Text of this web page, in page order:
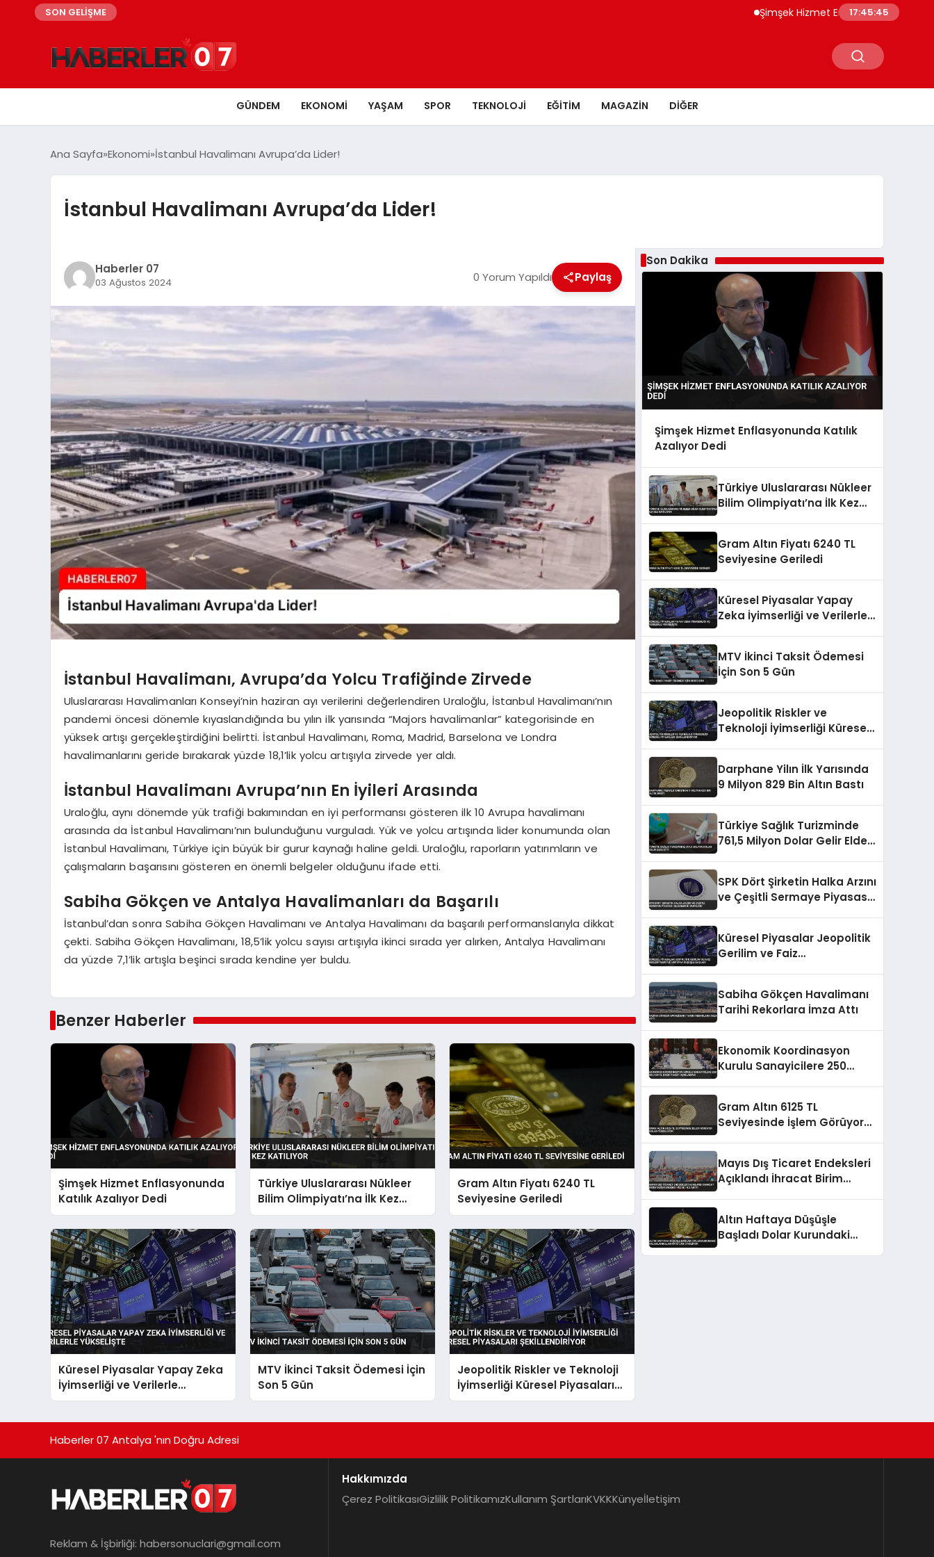
SON GELİŞME Şimşek Hizmet Enflasyonunda Katılık
17:45:46
GÜNDEM EKONOMI YAŞAM SPOR TEKNOLOJI EĞITIM MAGAZIN DIĞER
Ana Sayfa Ekonomi İstanbul Havalimanı Avrupa’da Lider!
İstanbul Havalimanı Avrupa’da Lider!
Haberler 07
03 Ağustos 2024 0 Yorum Yapıldı Paylaş
İstanbul Havalimanı, Avrupa’da Yolcu Trafiğinde Zirvede
Uluslararası Havalimanları Konseyi’nin haziran ayı verilerini değerlendiren Uraloğlu, İstanbul Havalimanı’nın
pandemi öncesi dönemle kıyaslandığında bu yılın ilk yarısında “Majors havalimanlar” kategorisinde en
yüksek artışı gerçekleştirdiğini belirtti. İstanbul Havalimanı, Roma, Madrid, Barselona ve Londra
havalimanlarını geride bırakarak yüzde 18,1’lik yolcu artışıyla zirvede yer aldı.
İstanbul Havalimanı Avrupa’nın En İyileri Arasında
Uraloğlu, aynı dönemde yük trafiği bakımından en iyi performansı gösteren ilk 10 Avrupa havalimanı
arasında da İstanbul Havalimanı’nın bulunduğunu vurguladı. Yük ve yolcu artışında lider konumunda olan
İstanbul Havalimanı, Türkiye için büyük bir gurur kaynağı haline geldi. Uraloğlu, raporların yatırımların ve
çalışmaların başarısını gösteren en önemli belgeler olduğunu ifade etti.
Sabiha Gökçen ve Antalya Havalimanları da Başarılı
İstanbul’dan sonra Sabiha Gökçen Havalimanı ve Antalya Havalimanı da başarılı performanslarıyla dikkat
çekti. Sabiha Gökçen Havalimanı, 18,5’lik yolcu sayısı artışıyla ikinci sırada yer alırken, Antalya Havalimanı
da yüzde 7,1’lik artışla beşinci sırada kendine yer buldu.
Benzer Haberler
Şimşek Hizmet Enflasyonunda
Katılık Azalıyor Dedi
Türkiye Uluslararası Nükleer
Bilim Olimpiyatı’na İlk Kez
Katılıyor
Gram Altın Fiyatı 6240 TL
Seviyesine Geriledi
Küresel Piyasalar Yapay Zeka
İyimserliği ve Verilerle
Yükselişte
MTV İkinci Taksit Ödemesi İçin
Son 5 Gün
Jeopolitik Riskler ve Teknoloji
İyimserliği Küresel Piyasaları
Şekillendiriyor
Son Dakika
Şimşek Hizmet Enflasyonunda Katılık
Azalıyor Dedi
Türkiye Uluslararası Nükleer
Bilim Olimpiyatı’na İlk Kez
Gram Altın Fiyatı 6240 TL
Seviyesine Geriledi
Küresel Piyasalar Yapay
Zeka İyimserliği ve Verilerle
MTV İkinci Taksit Ödemesi
İçin Son 5 Gün
Jeopolitik Riskler ve
Teknoloji İyimserliği Küresel
Darphane Yilın İlk Yarısında
9 Milyon 829 Bin Altın Bastı
Türkiye Sağlık Turizminde
761,5 Milyon Dolar Gelir Elde
SPK Dört Şirketin Halka Arzını
ve Çeşitli Sermaye Piyasası
Küresel Piyasalar Jeopolitik
Gerilim ve Faiz
Sabiha Gökçen Havalimanı
Tarihi Rekorlara İmza Attı
Ekonomik Koordinasyon
Kurulu Sanayicilere 250
Gram Altın 6125 TL
Seviyesinde İşlem Görüyor
Mayıs Dış Ticaret Endeksleri
Açıklandı İhracat Birim
Altın Haftaya Düşüşle
Başladı Dolar Kurundaki
Haberler 07 Antalya 'nın Doğru Adresi
Reklam & İşbirliği: habersonuclari@gmail.com
Hakkımızda
Çerez PolitikasıGizlilik PolitikamızKullanım ŞartlarıKVKKKünyeİletişim